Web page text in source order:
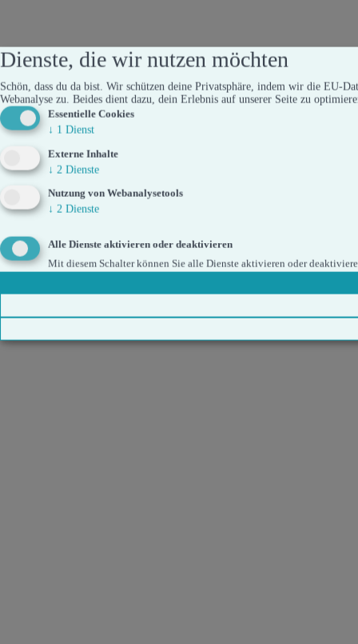
Dienste, die wir nutzen möchten
Schön, dass du da bist. Wir schützen deine Privatsphäre, indem wir die EU-
Webanalyse zu. Beides dient dazu, dein Erlebnis auf unserer Seite zu
Essentielle Cookies
↓ 1 Dienst
Externe Inhalte
↓ 2 Dienste
Nutzung von Webanalysetools
↓ 2 Dienste
Alle Dienste aktivieren oder deaktivieren
Mit diesem Schalter können Sie alle Dienste aktivieren oder